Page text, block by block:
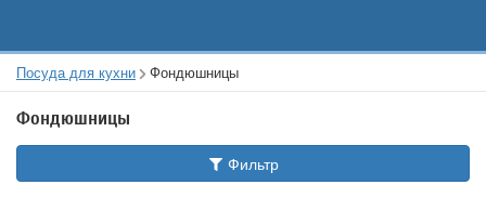
Посуда для кухни Фондюшницы
Фондюшницы
Фильтр